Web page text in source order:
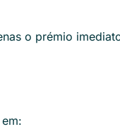
o prémio